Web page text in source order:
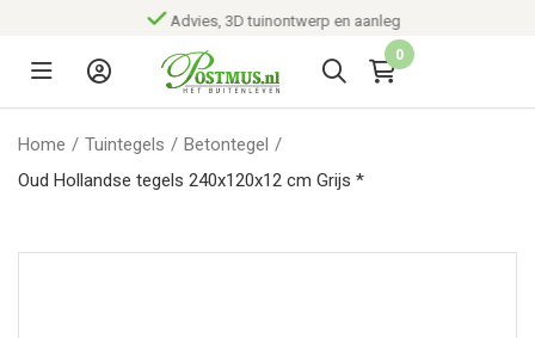
Advies, 3D tuinontwerp en aanleg
0
Home / Tuintegels / Betontegel /
Oud Hollandse tegels 240x120x12 cm Grijs *